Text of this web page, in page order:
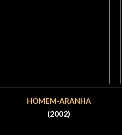
HOMEM-ARANHA
(2002)